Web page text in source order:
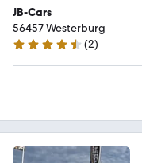
JB-Cars
56457 Westerburg
4.7 Sterne
(2)